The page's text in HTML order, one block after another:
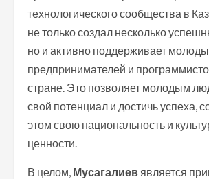
технологического сообщества в
не только создал несколько
но и активно поддерживает
предпринимателей и
стране. Это позволяет молодым
свой потенциал и достичь успеха,
этом свою национальность и
ценности.
В целом, Мусагалиев является